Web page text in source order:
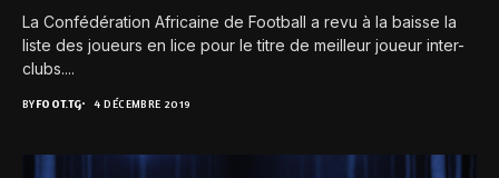
La Confédération Africaine de Football a revu à la baisse la
liste des joueurs en lice pour le titre de meilleur joueur inter-
clubs....
BYFOOT.TG 4 DÉCEMBRE 2019